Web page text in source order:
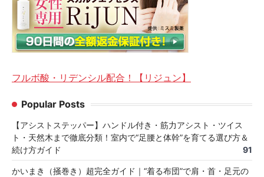
フルボ酸・リデンシル配合！【リジュン】
Popular Posts
【アシストステッパー】ハンドル付き・筋力アシスト・ツイス
ト・天然木まで徹底分類！室内で“足腰と体幹”を育てる選び方＆
続け方ガイド
91
かいまき（掻巻き）超完全ガイド｜“着る布団”で肩・首・足元の